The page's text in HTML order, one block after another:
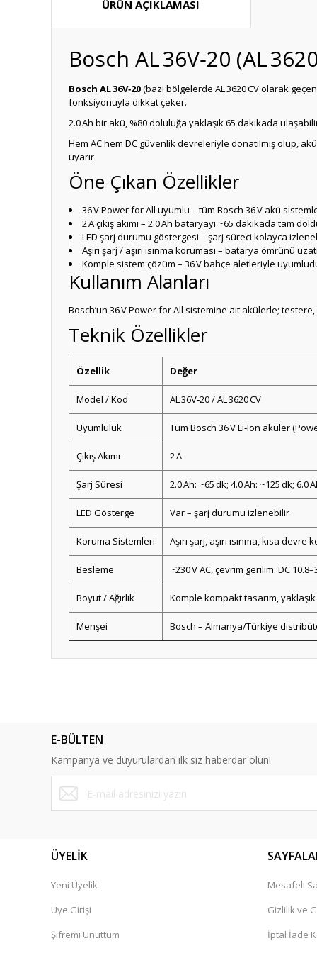
ÜRÜN AÇIKLAMASI
Bosch AL 36V‑20 (AL
Bosch AL 36V‑20(bazı bölgelerde AL 3620 CV olarak
fonksiyonuyla dikkat çeker.
2.0 Ah bir akü, %80 doluluğa yaklaşık 65 dakikada
Hem AC hem DC güvenlik devreleriyle donatılmış olup,
uyarır
Öne Çıkan Özellikler
36 V Power for All uyumlu – tüm Bosch 36 V akü
2 A çıkış akımı – 2.0 Ah bataryayı ~65 dakikada tam
LED şarj durumu göstergesi – şarj süreci kolayca
Aşırı şarj / aşırı ısınma koruması – batarya ömrünü
Komple sistem çözüm – 36 V bahçe aletleriyle
Kullanım Alanları
Bosch’un 36 V Power for All sistemine ait akülerle;
Teknik Özellikler
Özellik Değer
Model / Kod AL 36V‑20 / AL 3620 CV
Uyumluluk Tüm Bosch 36 V Li‑Ion aküler
Çıkış Akımı 2 A
Şarj Süresi 2.0 Ah: ~65 dk; 4.0 Ah: ~125 dk; 6.0
LED Gösterge Var – şarj durumu izlenebilir
Koruma Sistemleri Aşırı şarj, aşırı ısınma, kısa devre
Besleme ~230 V AC, çevrim gerilim: DC
Boyut / Ağırlık Komple kompakt tasarım, yaklaşık
Menşei Bosch – Almanya/Türkiye
Teşekkür
Güvenilir hizmet ilk kez alışveriş yaptım müşteri hizmeti
Ürün bilgilerinde hatalar bulunuyor.
Ürün fiyatı diğer sitelerden daha pahalı.
Bu ürüne benzer farklı alternatifler olmalı.
E-BÜLTEN
Kampanya ve duyurulardan ilk siz haberdar olun!
ÜYELİK
Yeni Üyelik
Üye Girişi
Şifremi Unuttum
Mesafeli
Gizlilik ve
İptal İade